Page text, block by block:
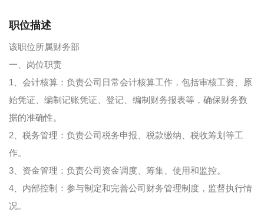
职位描述
该职位所属财务部
一、岗位职责
1、会计核算：负责公司日常会计核算工作，包括审核工资、原
始凭证、编制记账凭证、登记、编制财务报表等，确保财务数
据的准确性。
2、税务管理：负责公司税务申报、税款缴纳、税收筹划等工
作。
3、资金管理：负责公司资金调度、筹集、使用和监控。
4、内部控制：参与制定和完善公司财务管理制度，监督执行情
况。